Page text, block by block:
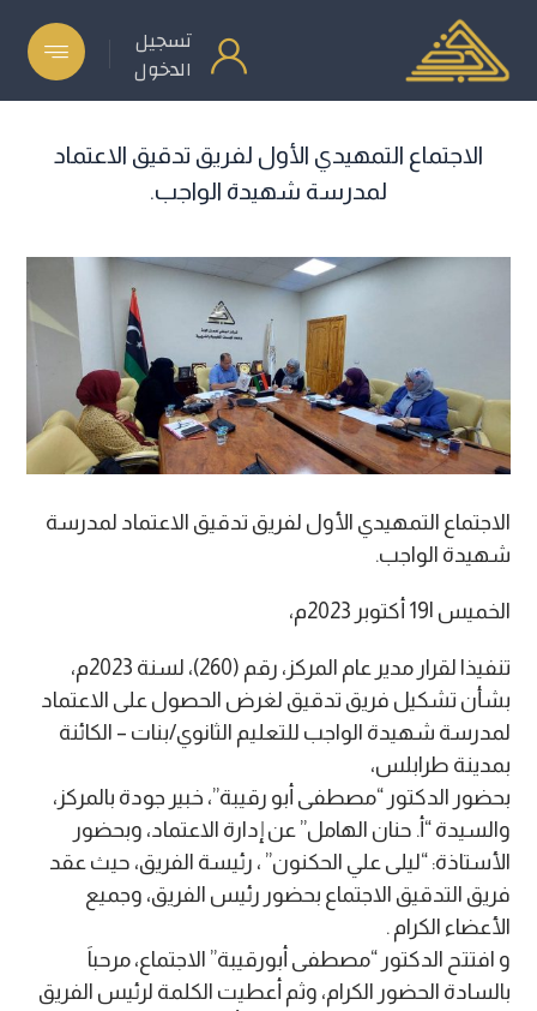
تسجيل
الدخول
الاجتماع التمهيدي الأول لفريق تدقيق الاعتماد
لمدرسة شهيدة الواجب.
الاجتماع التمهيدي الأول لفريق تدقيق الاعتماد لمدرسة
شهيدة الواجب.
الخميس |19 أكتوبر 2023م،
تنفيذا لقرار مدير عام المركز، رقم (260)، لسنة 2023م،
بشأن تشكيل فريق تدقيق لغرض الحصول على الاعتماد
لمدرسة شهيدة الواجب للتعليم الثانوي/بنات – الكائنة
بمدينة طرابلس،
بحضور الدكتور “مصطفى أبو رقيبة”، خبير جودة بالمركز،
والسيدة “أ. حنان الهامل” عن إدارة الاعتماد، وبحضور
الأستاذة: “ليلى علي الحكنون” ، رئيسة الفريق، حيث عقد
فريق التدقيق الاجتماع بحضور رئيس الفريق، وجميع
الأعضاء الكرام .
و افتتح الدكتور “مصطفى أبورقيبة” الاجتماع، مرحباَ
بالسادة الحضور الكرام، وثم أعطيت الكلمة لرئيس الفريق